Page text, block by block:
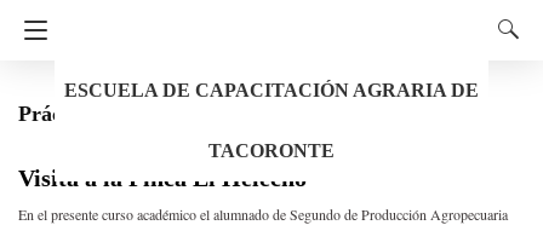
ESCUELA DE CAPACITACIÓN AGRARIA DE
TACORONTE
Prácticas agropecuarias
Visita a la Finca El Helecho
En el presente curso académico el alumnado de Segundo de Producción Agropecuaria